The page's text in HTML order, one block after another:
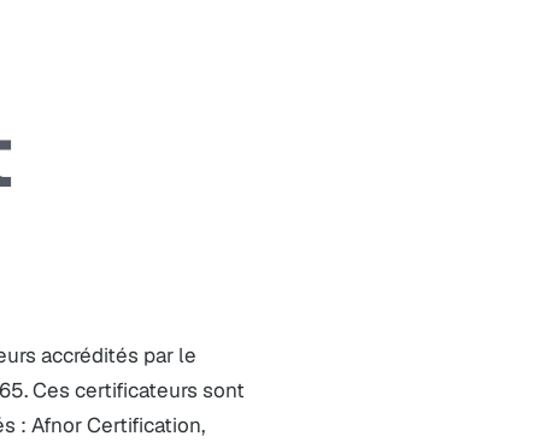
accrédités par le
Ces certificateurs sont
: Afnor Certification,